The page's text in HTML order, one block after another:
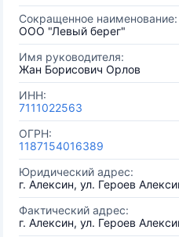
Сокращенное наименование:
ООО "Левый берег"
Имя руководителя:
Жан Борисович Орлов
ИНН:
7111022563
ОГРН:
1187154016389
Юридический адрес:
г. Алексин, ул. Героев
Фактический адрес:
г. Алексин, ул. Героев